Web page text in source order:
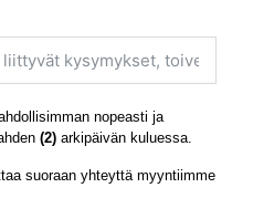
nopeasti ja
(2) arkipäivän kuluessa.
suoraan yhteyttä myyntiimme